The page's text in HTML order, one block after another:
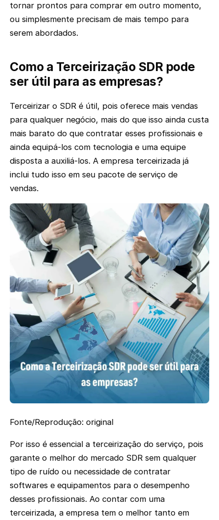
tornar prontos para comprar em outro momento,
ou simplesmente precisam de mais tempo para
serem abordados.
Como a Terceirização SDR pode
ser útil para as empresas?
Terceirizar o SDR é útil, pois oferece mais vendas
para qualquer negócio, mais do que isso ainda custa
mais barato do que contratar esses profissionais e
ainda equipá-los com tecnologia e uma equipe
disposta a auxiliá-los. A empresa terceirizada já
inclui tudo isso em seu pacote de serviço de
vendas.
Fonte/Reprodução: original
Por isso é essencial a terceirização do serviço, pois
garante o melhor do mercado SDR sem qualquer
tipo de ruído ou necessidade de contratar
softwares e equipamentos para o desempenho
desses profissionais. Ao contar com uma
terceirizada, a empresa tem o melhor tanto em